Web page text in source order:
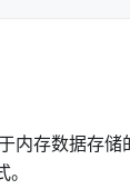
内存数据存储